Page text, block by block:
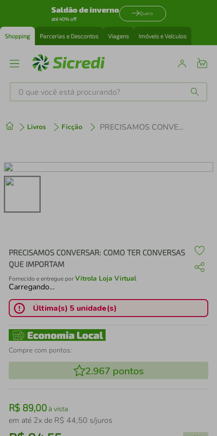
Saldão de inverno
até 40% off
Quero
Shopping Parcerias e Descontos Viagens Imóveis e Veículos
O que você está procurando?
Livros Ficção PRECISAMOS CONVERSAR: COMO TER CONVERSAS QUE IMPORTAM
PRECISAMOS CONVERSAR: COMO TER CONVERSAS
QUE IMPORTAM
Fornecido e entregue porVitrola Loja Virtual
Carregando…
Última(s) 5 unidade(s)
Compre com pontos:
2.967 pontos
R$ 89,00à vista
em até 2x de R$ 44,50 s/juros
2º cafeteira